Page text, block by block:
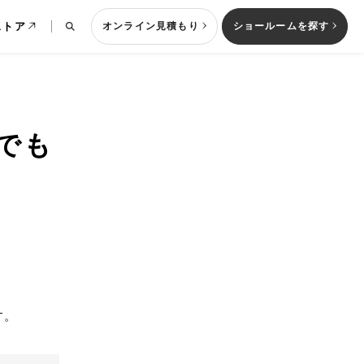
ア オンライン見積もり ショールームを探す
も